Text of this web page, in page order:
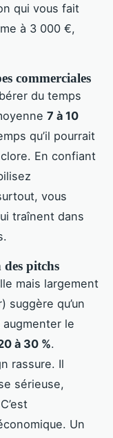
qui vous fait
à 3 000 €,
commerciales
du temps
7 à 10
qu’il pourrait
En confiant
vous
traînent dans
pitchs
mais largement
suggère qu’un
le
à 30 %.
rassure. Il
sérieuse,
Un